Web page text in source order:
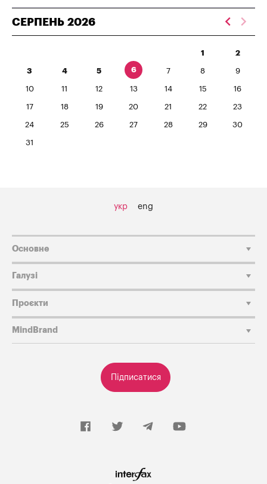
СЕРПЕНЬ 2026
1 2
3 4 5 6 7 8 9
10 11 12 13 14 15 16
17 18 19 20 21 22 23
24 25 26 27 28 29 30
31
укр eng
Підписатися
Основне
Галузі
Проєкти
MindBrand